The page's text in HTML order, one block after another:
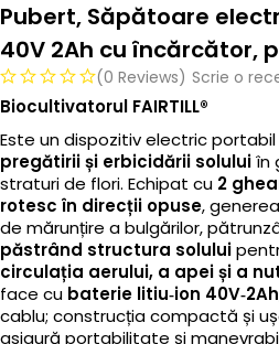
Pubert, Săpătoare
40V 2Ah cu încărcător,
(0 Reviews) Scrie o
Biocultivatorul FAIRTILL®
Este un dispozitiv electric
pregătirii și erbicidării soluluiîn
straturi de flori. Echipat cu 2
rotesc în direcții opuse,
de mărunțire a bulgărilor,
păstrând structura solului
circulația aerului, a apei și a
face cu baterie litiu‑ion 40V‑2Ah
cablu; construcția compactă și
asigură portabilitate și